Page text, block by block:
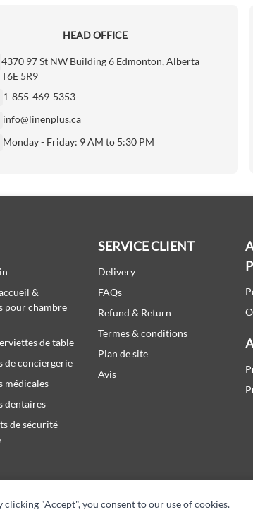
HEAD OFFICE
4370 97 St NW Building 6 Edmonton, Alberta
T6E 5R9
1-855-469-5353
info@linenplus.ca
Monday - Friday: 9 AM to 5:30 PM
&
pour chambre
de table
de conciergerie
médicales
dentaires
de sécurité
SERVICE CLIENT
Delivery
FAQs
Refund & Return
Termes & conditions
Plan de site
Avis
"Accept", you consent to our use of cookies.